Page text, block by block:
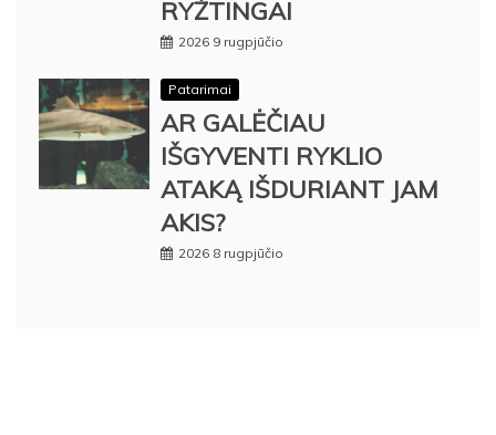
RYŽTINGAI
2026 9 rugpjūčio
Patarimai
AR GALĖČIAU
IŠGYVENTI RYKLIO
ATAKĄ IŠDURIANT JAM
AKIS?
2026 8 rugpjūčio